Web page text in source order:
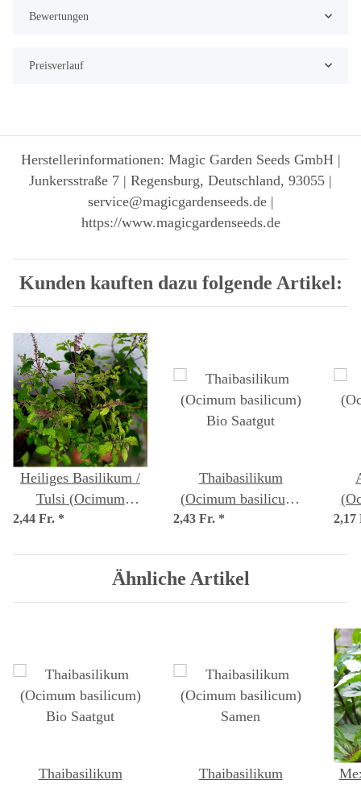
Bewertungen
Preisverlauf
Herstellerinformationen: Magic Garden Seeds GmbH |
Junkersstraße 7 | Regensburg, Deutschland, 93055 |
service@magicgardenseeds.de |
https://www.magicgardenseeds.de
Kunden kauften dazu folgende Artikel:
Heiliges Basilikum /
Tulsi (Ocimum
tenuiflorum syn.
2,44 Fr. *
Thaibasilikum
(Ocimum basilicum)
Bio Saatgut
2,43 Fr. *
Ähnliche Artikel
Thaibasilikum
Thaibasilikum